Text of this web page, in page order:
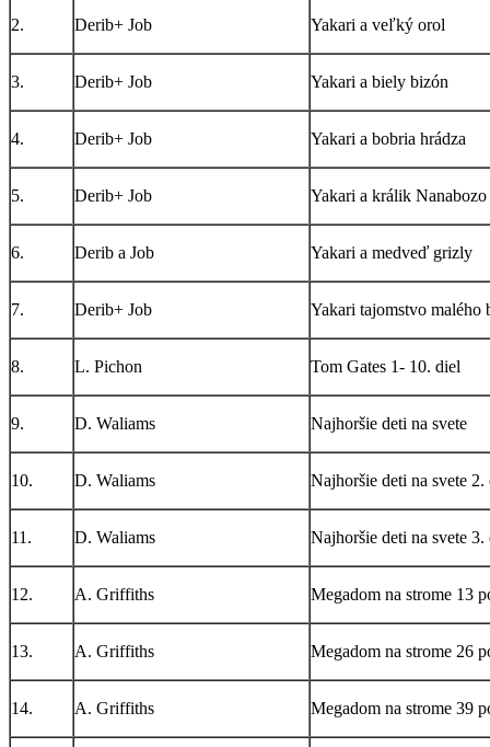
2. Derib+ Job Yakari a veľký orol
3. Derib+ Job Yakari a biely bizón
4. Derib+ Job Yakari a bobria hrádza
5. Derib+ Job Yakari a králik Nanabozo
6. Derib a Job Yakari a medveď grizly
7. Derib+ Job Yakari tajomstvo malého
8. L. Pichon Tom Gates 1- 10. diel
9. D. Waliams Najhoršie deti na svete
10. D. Waliams Najhoršie deti na svete 2.
11. D. Waliams Najhoršie deti na svete 3.
12. A. Griffiths Megadom na strome 13
13. A. Griffiths Megadom na strome 26
14. A. Griffiths Megadom na strome 39